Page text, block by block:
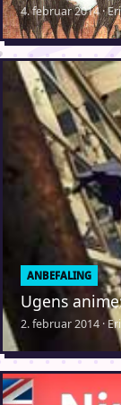
4. februar 2014 ·
ANBEFALING
Ugens
2. februar 2014 ·